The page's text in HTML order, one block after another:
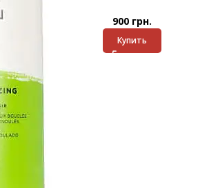
900 грн.
Купить